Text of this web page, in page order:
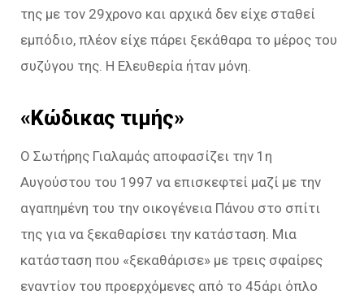
της με τον 29χρονο και αρχικά δεν είχε σταθεί
εμπόδιο, πλέον είχε πάρει ξεκάθαρα το μέρος του
συζύγου της. Η Ελευθερία ήταν μόνη.
«Κώδικας τιμής»
Ο Σωτήρης Γιαλαμάς αποφασίζει την 1η
Αυγούστου του 1997 να επισκεφτεί μαζί με την
αγαπημένη του την οικογένεια Πάνου στο σπίτι
της για να ξεκαθαρίσει την κατάσταση. Μια
κατάσταση που «ξεκαθάρισε» με τρεις σφαίρες
εναντίον του προερχόμενες από το 45άρι όπλο